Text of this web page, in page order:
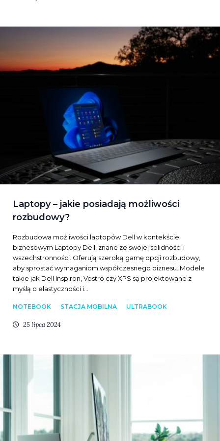
Laptopy – jakie posiadają możliwości
rozbudowy?
Rozbudowa możliwości laptopów Dell w kontekście
biznesowym Laptopy Dell, znane ze swojej solidności i
wszechstronności. Oferują szeroką gamę opcji rozbudowy,
aby sprostać wymaganiom współczesnego biznesu. Modele
takie jak Dell Inspiron, Vostro czy XPS są projektowane z
myślą o elastyczności i…
NOTEBOOK STACJA MOBILNA ULTRABOOK
25 lipca 2024